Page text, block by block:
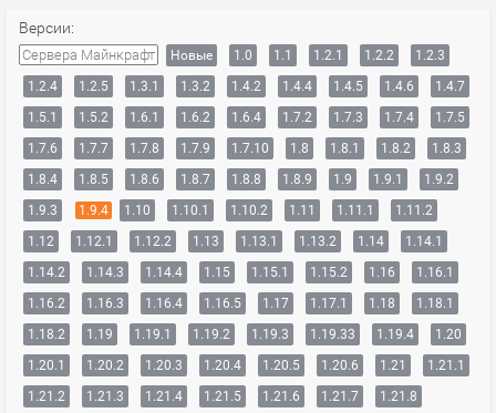
Версии:
Сервера Майнкрафт Новые 1.0 1.1 1.2.1 1.2.2
1.2.3
1.2.4
1.2.5 1.3.1 1.3.2 1.4.2 1.4.4 1.4.5 1.4.6
1.4.7
1.5.1
1.5.2 1.6.1 1.6.2 1.6.4 1.7.2 1.7.3 1.7.4
1.7.5
1.7.6
1.7.7 1.7.8 1.7.9 1.7.10 1.8 1.8.1 1.8.2
1.8.3
1.8.4
1.8.5 1.8.6 1.8.7 1.8.8 1.8.9 1.9 1.9.1
1.9.2
1.9.3
1.9.4 1.10 1.10.1 1.10.2 1.11 1.11.1
1.11.2
1.12
1.12.1 1.12.2 1.13 1.13.1 1.13.2 1.14
1.14.1
1.14.2
1.14.3 1.14.4 1.15 1.15.1 1.15.2 1.16
1.16.1
1.16.2
1.16.3 1.16.4 1.16.5 1.17 1.17.1 1.18
1.18.1
1.18.2
1.19 1.19.1 1.19.2 1.19.3 1.19.33 1.19.4
1.20
1.20.1
1.20.2 1.20.3 1.20.4 1.20.5 1.20.6 1.21
1.21.1
1.21.2
1.21.3 1.21.4 1.21.5 1.21.6 1.21.7
1.21.8